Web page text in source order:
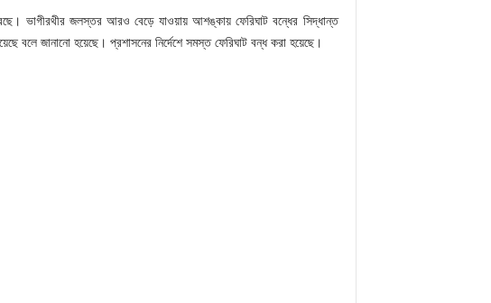
ভাগীরথীর জলস্তর আরও বেড়ে যাওয়ায় আশঙ্কায় ফেরিঘাট বন্ধের সিদ্ধান্ত
বলে জানানো হয়েছে। প্রশাসনের নির্দেশে সমস্ত ফেরিঘাট বন্ধ করা হয়েছে।